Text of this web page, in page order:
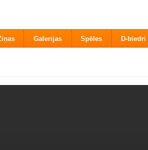
Galerijas Spēles D-biedri